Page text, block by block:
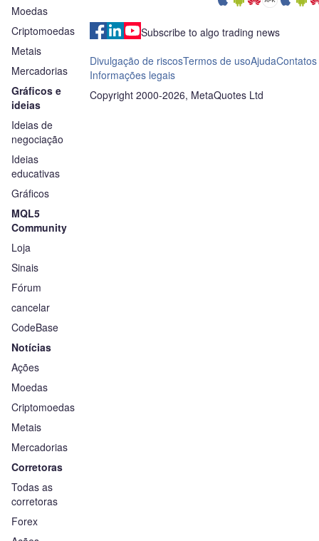
Moedas
Criptomoedas
Metais
Mercadorias
Gráficos e
ideias
Ideias de
negociação
Ideias
educativas
Gráficos
MQL5
Community
Loja
Sinais
Fórum
cancelar
CodeBase
Notícias
Ações
Moedas
Criptomoedas
Metais
Mercadorias
Corretoras
Todas as
corretoras
Forex
Subscribe to algo trading news
Divulgação de riscosTermos de usoAjudaContatos
Informações legais
Copyright 2000-2026, MetaQuotes Ltd